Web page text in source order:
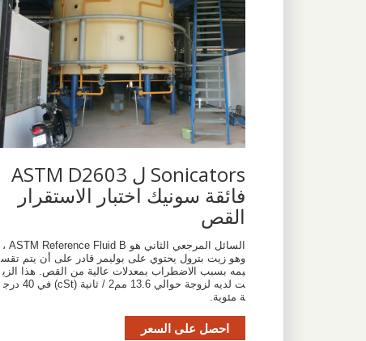
Sonicators ل ASTM D2603
فائقة سونيك اختبار الاستقرار
القص
السائل المرجعي الثاني هو ASTM Reference Fluid B ،
وهو زيت بترول يحتوي على بوليمر قادر على أن يتم تقس
يمه بسبب الاضطراب بمعدلات عالية من القص. هذا الزي
ت لديه لزوجة حوالي 13.6 مم2 / ثانية (cSt) في 40 درج
ة مئوية.
احصل على السعر